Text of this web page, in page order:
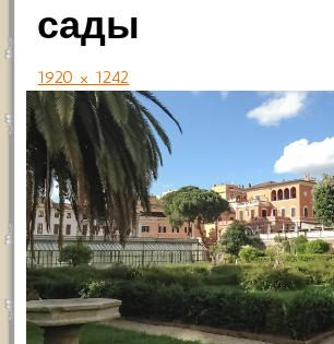
сады
1920 × 1242